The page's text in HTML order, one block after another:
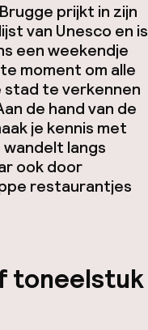
prijkt in zijn
van Unesco en is
een weekendje
moment om alle
stad te verkennen
de hand van de
je kennis met
langs
ook door
restaurantjes
toneelstuk